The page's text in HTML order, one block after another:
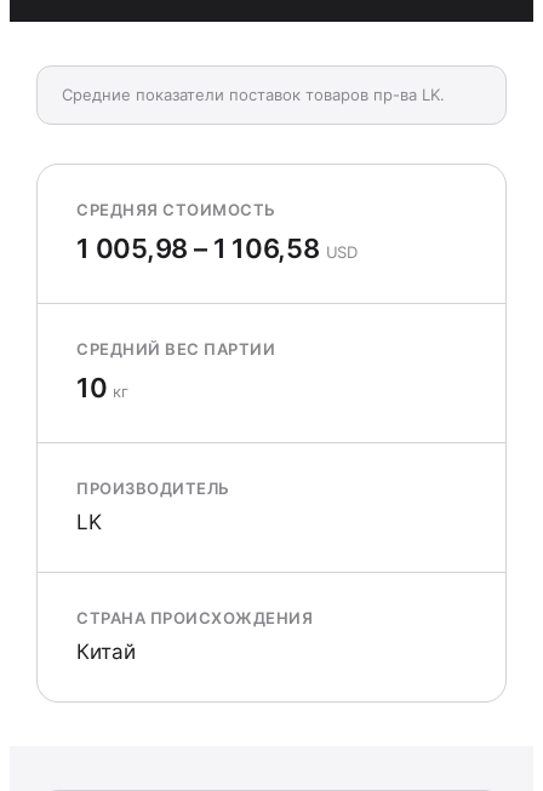
Средние показатели поставок товаров пр-ва LK.
СРЕДНЯЯ СТОИМОСТЬ
1 005,98 – 1 106,58 USD
СРЕДНИЙ ВЕС ПАРТИИ
10 кг
ПРОИЗВОДИТЕЛЬ
LK
СТРАНА ПРОИСХОЖДЕНИЯ
Китай